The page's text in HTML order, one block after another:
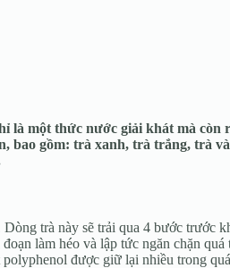
một thức nước giải khát mà
bao gồm: trà xanh, trà trắng, trà
trà này sẽ trải qua 4 bước trước
làm héo và lập tức ngăn chặn
được giữ lại nhiều trong